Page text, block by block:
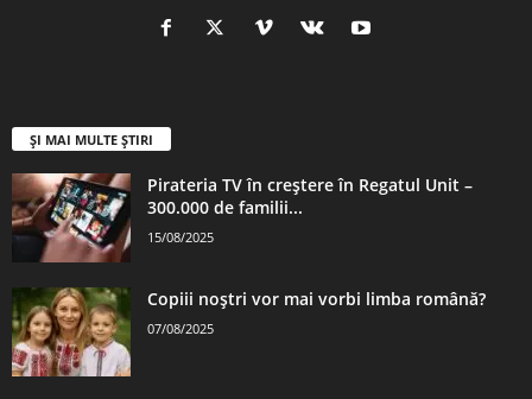
ȘI MAI MULTE ȘTIRI
Pirateria TV în creștere în Regatul Unit –
300.000 de familii...
15/08/2025
Copiii noștri vor mai vorbi limba română?
07/08/2025